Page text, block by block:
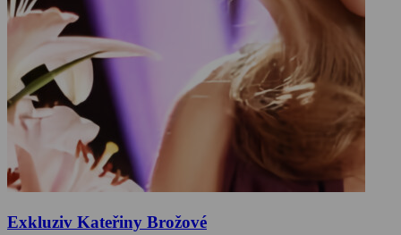
Exkluziv Kateřiny Brožové